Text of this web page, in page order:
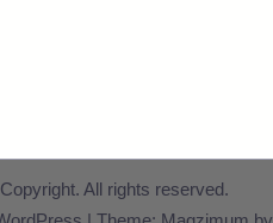
Copyright. All rights reserved.